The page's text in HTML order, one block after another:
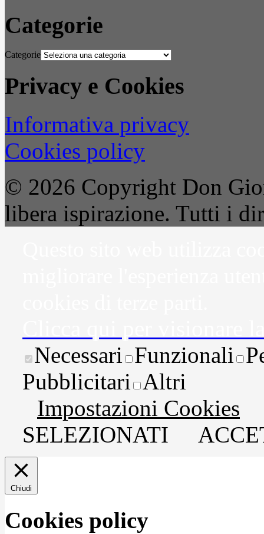
Categorie
Categorie
Privacy e Cookies
Informativa privacy
Cookies policy
© 2026 Copyright Don
libera ispirazione. Tutti i
Necessari Funzionali
Pubblicitari Altri
Impostazioni Cookies
SELEZIONATI
Chiudi
Cookies policy